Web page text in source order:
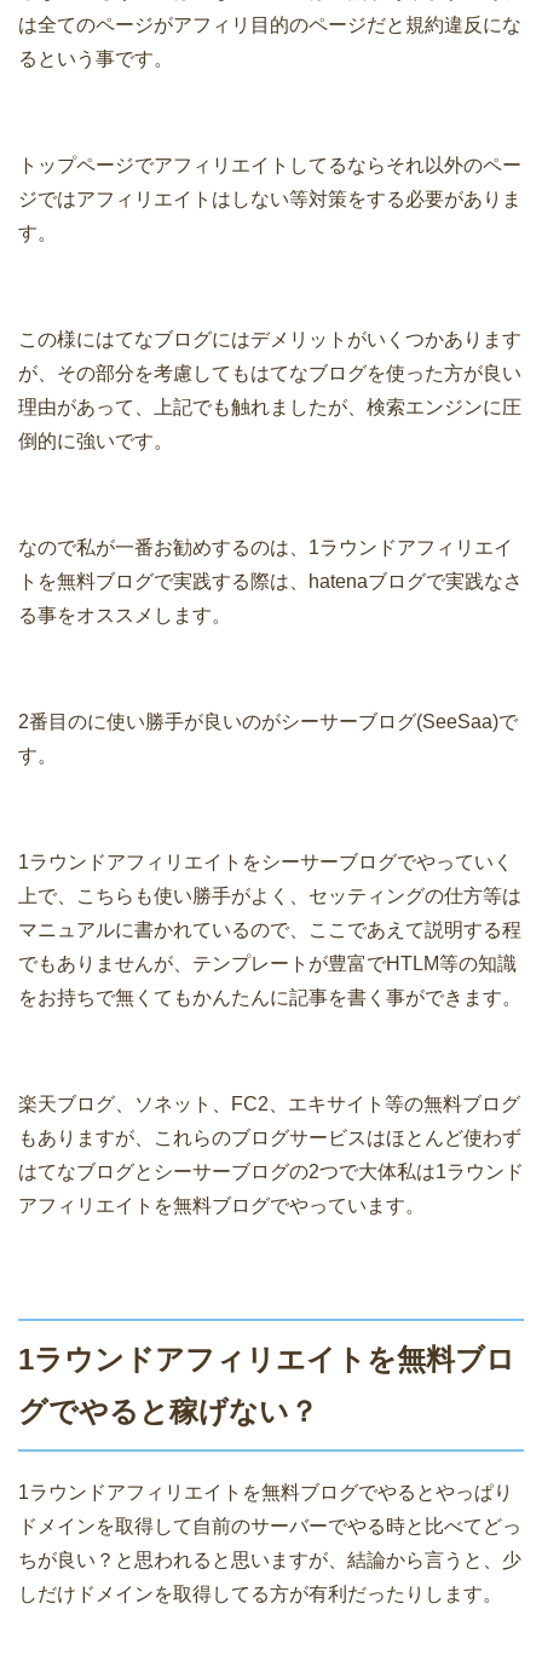
は全てのページがアフィリ目的のページだと規約違反にな
るという事です。
トップページでアフィリエイトしてるならそれ以外のペー
ジではアフィリエイトはしない等対策をする必要がありま
す。
この様にはてなブログにはデメリットがいくつかあります
が、その部分を考慮してもはてなブログを使った方が良い
理由があって、上記でも触れましたが、検索エンジンに圧
倒的に強いです。
なので私が一番お勧めするのは、1ラウンドアフィリエイ
トを無料ブログで実践する際は、hatenaブログで実践なさ
る事をオススメします。
2番目のに使い勝手が良いのがシーサーブログ(SeeSaa)で
す。
1ラウンドアフィリエイトをシーサーブログでやっていく
上で、こちらも使い勝手がよく、セッティングの仕方等は
マニュアルに書かれているので、ここであえて説明する程
でもありませんが、テンプレートが豊富でHTLM等の知識
をお持ちで無くてもかんたんに記事を書く事ができます。
楽天ブログ、ソネット、FC2、エキサイト等の無料ブログ
もありますが、これらのブログサービスはほとんど使わず
はてなブログとシーサーブログの2つで大体私は1ラウンド
アフィリエイトを無料ブログでやっています。
1ラウンドアフィリエイトを無料ブロ
グでやると稼げない？
1ラウンドアフィリエイトを無料ブログでやるとやっぱり
ドメインを取得して自前のサーバーでやる時と比べてどっ
ちが良い？と思われると思いますが、結論から言うと、少
しだけドメインを取得してる方が有利だったりします。